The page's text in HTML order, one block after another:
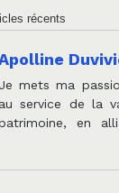
récents
Je mets ma
au service de la
en